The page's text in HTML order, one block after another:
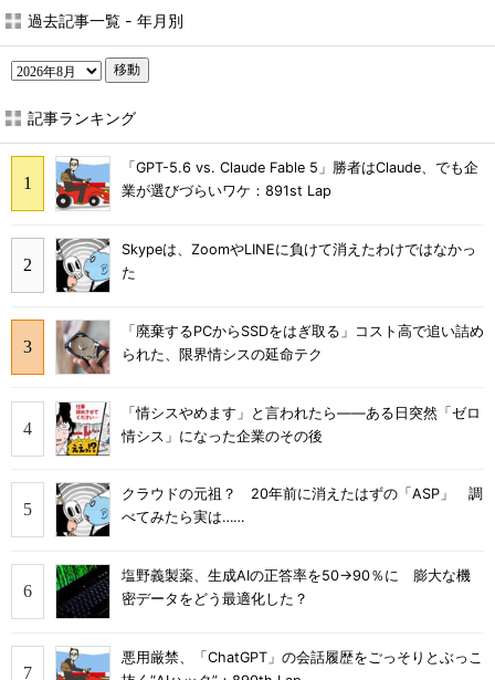
過去記事一覧 - 年月別
移動
記事ランキング
「GPT-5.6 vs. Claude Fable 5」勝者はClaude、でも企
業が選びづらいワケ：891st Lap
Skypeは、ZoomやLINEに負けて消えたわけではなかっ
た
「廃棄するPCからSSDをはぎ取る」コスト高で追い詰め
られた、限界情シスの延命テク
「情シスやめます」と言われたら――ある日突然「ゼロ
情シス」になった企業のその後
クラウドの元祖？ 20年前に消えたはずの「ASP」 調
べてみたら実は……
塩野義製薬、生成AIの正答率を50→90％に 膨大な機
密データをどう最適化した？
悪用厳禁、「ChatGPT」の会話履歴をごっそりとぶっこ